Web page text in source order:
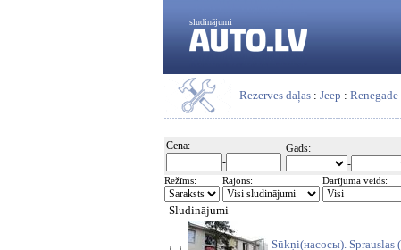
sludinājumi
Rezerves daļas : Jeep : Renegade
Cena:
-
Gads:
-
Režīms: Rajons: Darījuma veids:
Sludinājumi
Sūkņi(насосы). Sprauslas